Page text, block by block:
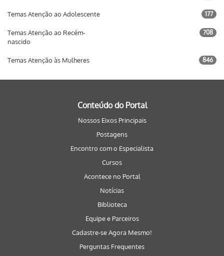
Temas Atenção ao Adolescente 177
Temas Atenção ao Recém-
nascido
708
Temas Atenção às Mulheres 846
Conteúdo do Portal
Nossos Eixos Principais
Postagens
Encontro com o Especialista
Cursos
Acontece no Portal
Notícias
Biblioteca
Equipe e Parceiros
Cadastre-se Agora Mesmo!
Perguntas Frequentes